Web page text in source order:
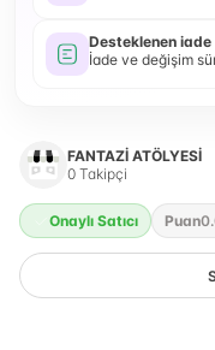
Desteklenen iade
İade ve değişim
FANTAZİ ATÖLYESİ
0 Takipçi
Onaylı Satıcı Puan